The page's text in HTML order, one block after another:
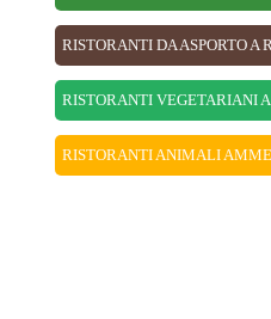
RISTORANTI DA ASPORTO A
RISTORANTI VEGETARIANI
RISTORANTI ANIMALI